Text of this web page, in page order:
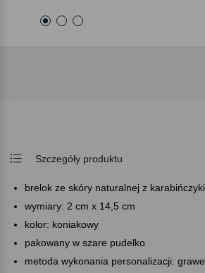
Szczegóły produktu
brelok ze skóry naturalnej z
wymiary: 2 cm x 14,5 cm
kolor: koniakowy
pakowany w szare pudełko
metoda wykonania personalizacji: